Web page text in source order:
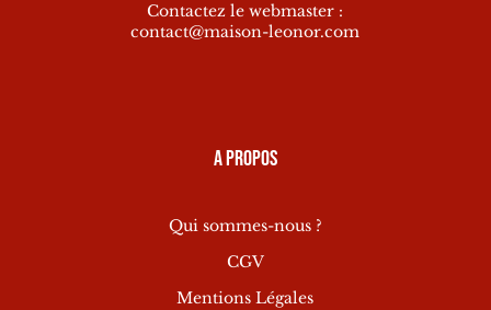
Contactez le webmaster :
contact@maison-leonor.com
A propos
Qui sommes-nous ?
CGV
Mentions Légales